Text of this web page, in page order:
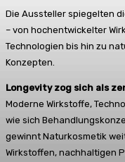
Die Aussteller spiegelten
– von hochentwickelter
Technologien bis hin zu
Konzepten.
Longevity zog sich als
Moderne Wirkstoffe,
wie sich
gewinnt Naturkosmetik
Wirkstoffen, nachhaltigen